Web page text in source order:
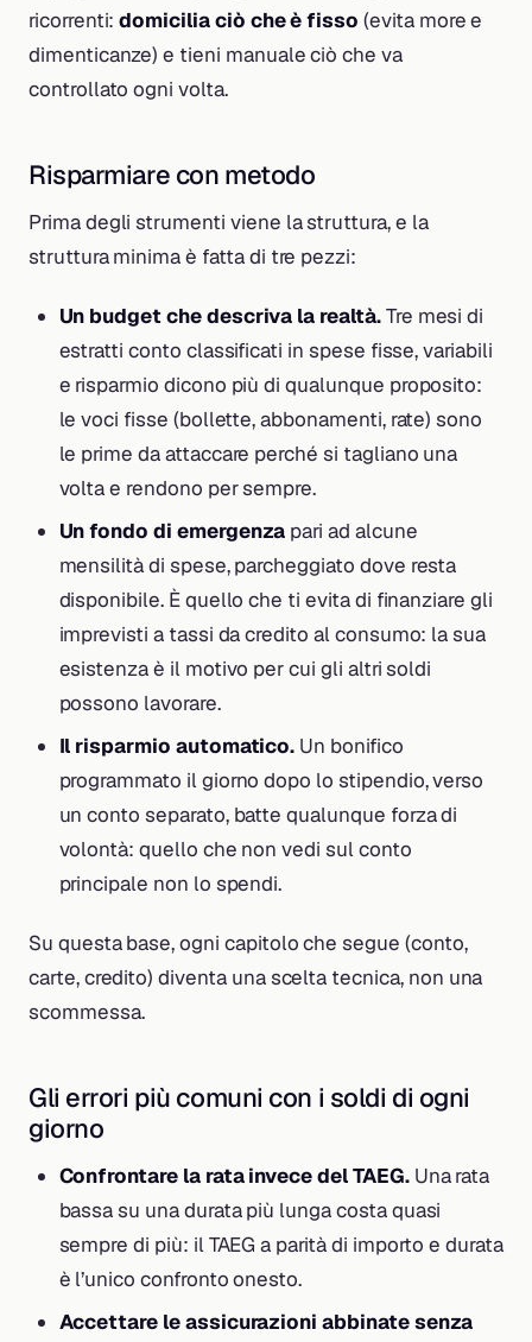
ricorrenti:domicilia ciò che è fisso (evita more e
dimenticanze) e tieni manuale ciò che va
controllato ogni volta.
Risparmiare con metodo
Prima degli strumenti viene la struttura, e la
struttura minima è fatta di tre pezzi:
Un budget che descriva la realtà.Tre mesi di
estratti conto classificati in spese fisse, variabili
e risparmio dicono più di qualunque proposito:
le voci fisse (bollette, abbonamenti, rate) sono
le prime da attaccare perché si tagliano una
volta e rendono per sempre.
Un fondo di emergenza pari ad alcune
mensilità di spese, parcheggiato dove resta
disponibile. È quello che ti evita di finanziare gli
imprevisti a tassi da credito al consumo: la sua
esistenza è il motivo per cui gli altri soldi
possono lavorare.
Il risparmio automatico. Un bonifico
programmato il giorno dopo lo stipendio, verso
un conto separato, batte qualunque forza di
volontà: quello che non vedi sul conto
principale non lo spendi.
Su questa base, ogni capitolo che segue (conto,
carte, credito) diventa una scelta tecnica, non una
scommessa.
Gli errori più comuni con i soldi di ogni
giorno
Confrontare la rata invece del TAEG.Una rata
bassa su una durata più lunga costa quasi
sempre di più: il TAEG a parità di importo e durata
è l’unico confronto onesto.
Accettare le assicurazioni abbinate senza